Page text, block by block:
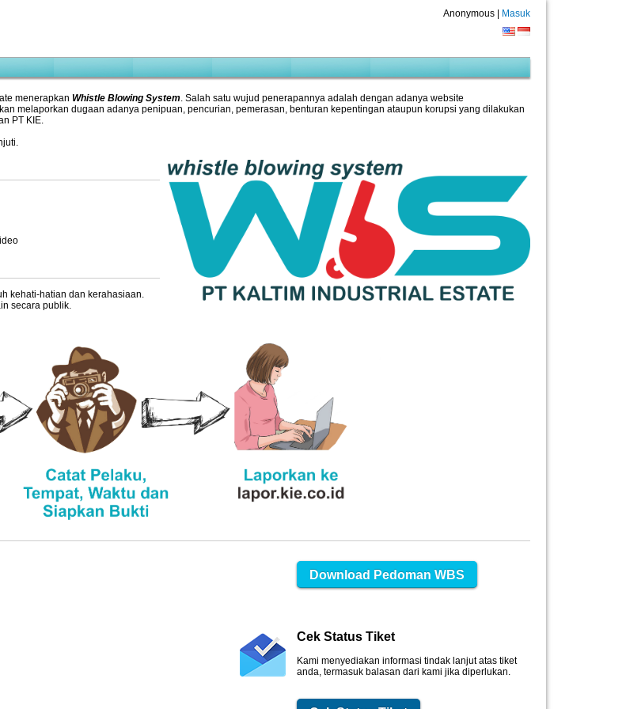
Anonymous | Masuk
menerapkan Whistle Blowing System. Salah satu wujud penerapannya adalah dengan adanya website
melaporkan dugaan adanya penipuan, pencurian, pemerasan, benturan kepentingan ataupun korupsi yang dilakukan
PT KIE.
kehati-hatian dan kerahasiaan.
secara publik.
Download Pedoman WBS
Cek Status Tiket
Kami menyediakan informasi tindak lanjut atas tiket
anda, termasuk balasan dari kami jika diperlukan.